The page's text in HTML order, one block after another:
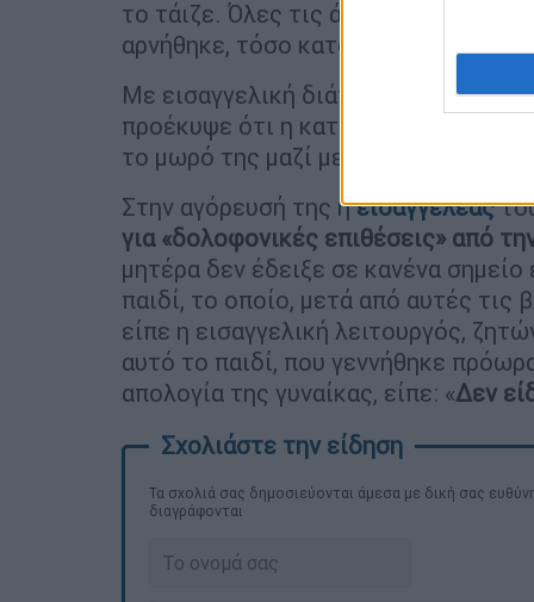
το τάιζε. Όλες τις άλλες πράξεις,
αρνήθηκε, τόσο κατά την
Με εισαγγελική διάταξη η
προέκυψε ότι η κατηγορούμενη
το μωρό της μαζί με τη γιαγιά.
Στην αγόρευσή της ηεισαγγελέας
για «δολοφονικές επιθέσεις» από
μητέρα δεν έδειξε σε κανένα σημείο
παιδί, το οποίο, μετά από αυτές τις
είπε η εισαγγελική λειτουργός,
αυτό το παιδί, που γεννήθηκε
απολογία της γυναίκας, είπε: «Δεν
Τα σχολιά σας δημοσιεύονται άμεσα με δική σας
διαγράφονται